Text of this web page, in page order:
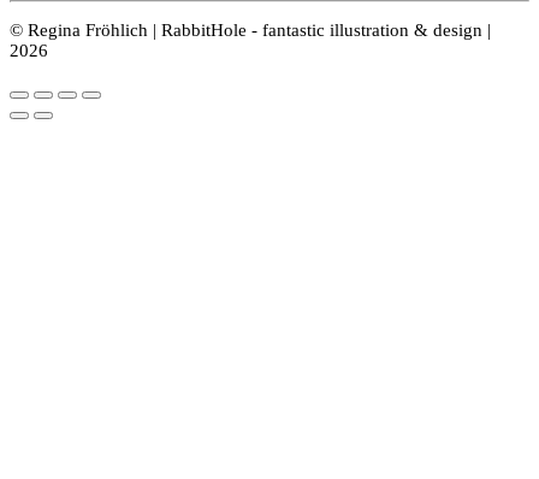
© Regina Fröhlich | RabbitHole - fantastic illustration & design |
2026